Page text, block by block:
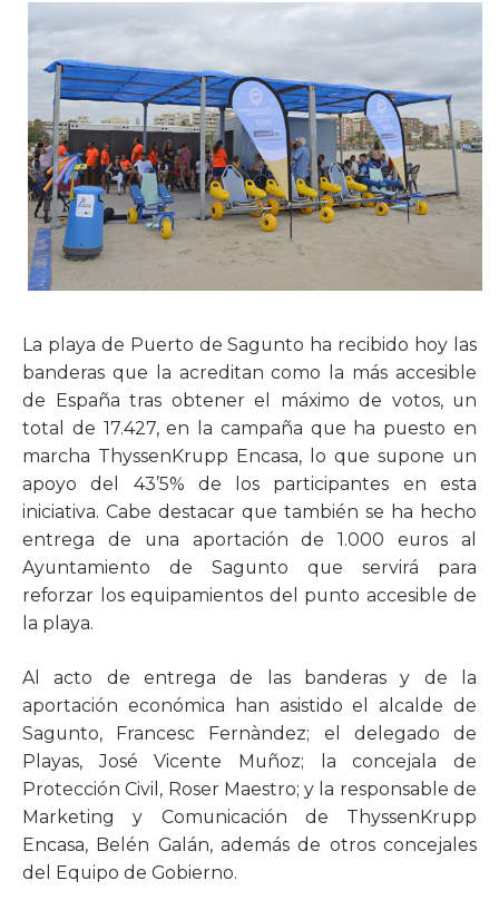
La playa de Puerto de Sagunto ha recibido hoy las
banderas que la acreditan como la más accesible
de España tras obtener el máximo de votos, un
total de 17.427, en la campaña que ha puesto en
marcha ThyssenKrupp Encasa, lo que supone un
apoyo del 43’5% de los participantes en esta
iniciativa. Cabe destacar que también se ha hecho
entrega de una aportación de 1.000 euros al
Ayuntamiento de Sagunto que servirá para
reforzar los equipamientos del punto accesible de
la playa.
Al acto de entrega de las banderas y de la
aportación económica han asistido el alcalde de
Sagunto, Francesc Fernàndez; el delegado de
Playas, José Vicente Muñoz; la concejala de
Protección Civil, Roser Maestro; y la responsable de
Marketing y Comunicación de ThyssenKrupp
Encasa, Belén Galán, además de otros concejales
del Equipo de Gobierno.